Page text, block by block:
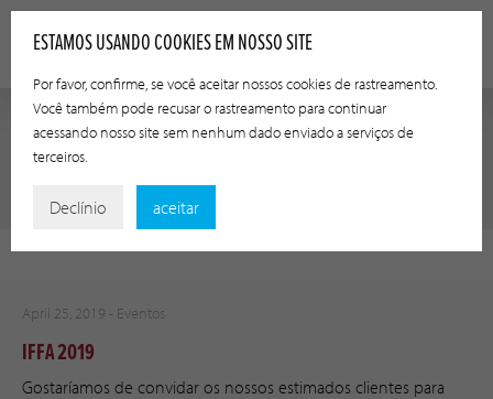
CATEGORY:
April 25, 2019 - Eventos
IFFA 2019
Gostaríamos de convidar os nossos estimados clientes para
ESTAMOS USANDO COOKIES EM NOSSO SITE
Por favor, confirme, se você aceitar nossos cookies de rastreamento.
Você também pode recusar o rastreamento para continuar
acessando nosso site sem nenhum dado enviado a serviços de
terceiros.
Declínio aceitar